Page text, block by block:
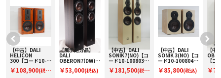
形状で設計されており、ソフトドームに最適な作業条件を作り出しています。
その結果、周波数応答が拡張され、分散が広く、着色が低くなります。
最適化されたキャビネット
キャビネットのデザインは見栄えだけではありません
OBERON 1キャビネットは、高品質のビニールで覆われた高密度のCNC機械加
工MDFボードで構成されています。非常に剛性の高い構造は、キャビネットの
内側を横切る頑丈なブレースで実現され、キャビネットの共振を実質的に排除
します。キャビネットの背面にある低音ポートは、後壁面を使用して低音のパ
フォーマンスを向上させることにより、部屋の統合を最適化します。背面には
壁に取り付けるための鍵穴ブラケットもあります。
【中古】DALI
HELICON
300【コード10-
シェルフスピーカ
￥108,900(税
【展示処分品】
DALI
OBERON7(DW)
OBERON7DW】
￥53,000(税込)
【中古】DALI
SONIK7(NO)【コ
ード10-100803】
ー(ペア)
￥181,500(税
【中古】DALI
SONIK 3(NO)【コ
ード10-100804】
ピーカー(ペア)
￥85,800(税込)
【中
【コ
型ス
￥